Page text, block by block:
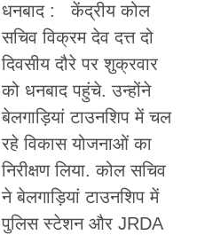
धनबाद : केंद्रीय कोल
सचिव विक्रम देव दत्त दो
दिवसीय दौरे पर शुक्रवार
को धनबाद पहुंचे. उन्होंने
बेलगाड़ियां टाउनशिप में चल
रहे विकास योजनाओं का
निरीक्षण लिया. कोल सचिव
ने बेलगाड़ियां टाउनशिप में
पुलिस स्टेशन और JRDA